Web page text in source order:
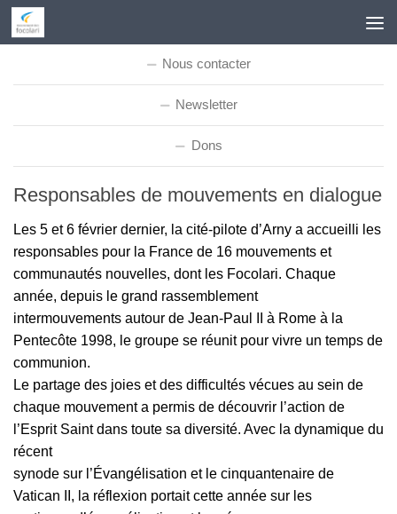
Skip to content
Nous contacter
Newsletter
Dons
Responsables de mouvements en dialogue
Les 5 et 6 février dernier, la cité-pilote d’Arny a accueilli les
responsables pour la France de 16 mouvements et
communautés nouvelles, dont les Focolari. Chaque
année, depuis le grand rassemblement
intermouvements autour de Jean-Paul II à Rome à la
Pentecôte 1998, le groupe se réunit pour vivre un temps de
communion.
Le partage des joies et des difficultés vécues au sein de
chaque mouvement a permis de découvrir l’action de
l’Esprit Saint dans toute sa diversité. Avec la dynamique du
récent
synode sur l’Évangélisation et le cinquantenaire de
Vatican II, la réflexion portait cette année sur les